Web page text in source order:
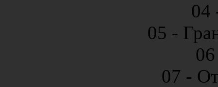
04
05 -
07 -